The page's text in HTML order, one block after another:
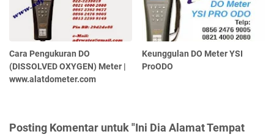
Cara Pengukuran DO
(DISSOLVED OXYGEN) Meter |
www.alatdometer.com
Keunggulan DO Meter YSI
ProODO
Posting Komentar untuk "Ini Dia Alamat Tempat